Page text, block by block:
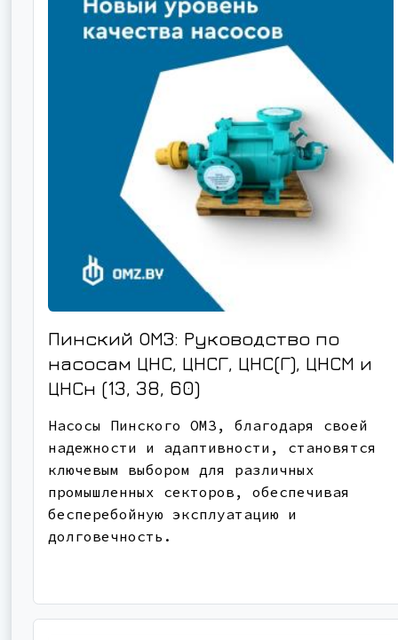
Пинский ОМЗ: Руководство по
насосам ЦНС, ЦНСГ, ЦНС(Г), ЦНСМ и
ЦНСн (13, 38, 60)
Насосы Пинского ОМЗ, благодаря своей
надежности и адаптивности, становятся
ключевым выбором для различных
промышленных секторов, обеспечивая
бесперебойную эксплуатацию и
долговечность.